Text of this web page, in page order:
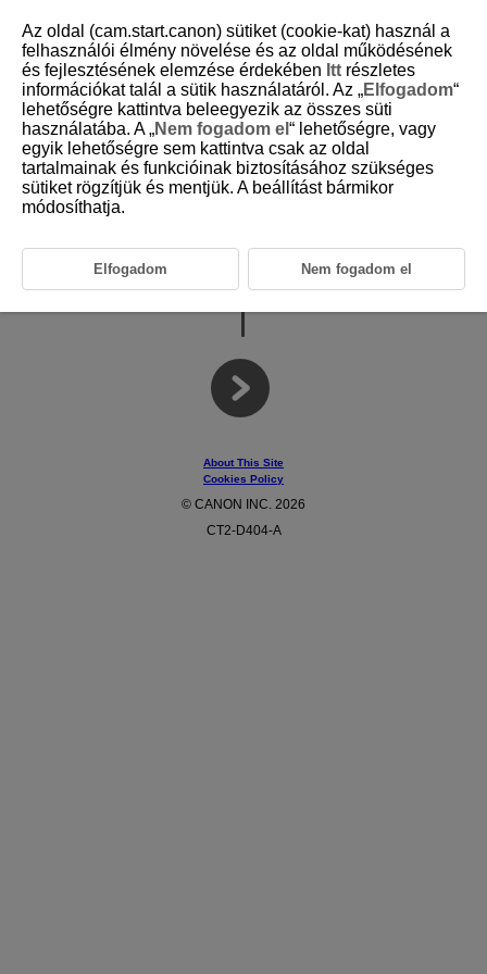
D403-001
Wireless Remote Control
Advanced User Guide
About This Site
Cookies Policy
© CANON INC. 2026
CT2-D404-A
Az oldal (cam.start.canon) sütiket (cookie-kat) használ a
felhasználói élmény növelése és az oldal működésének
és fejlesztésének elemzése érdekében Itt részletes
információkat talál a sütik használatáról. Az „Elfogadom“
lehetőségre kattintva beleegyezik az összes süti
használatába. A „Nem fogadom el “ lehetőségre, vagy
egyik lehetőségre sem kattintva csak az oldal
tartalmainak és funkcióinak biztosításához szükséges
sütiket rögzítjük és mentjük. A beállítást bármikor
módosíthatja.
Elfogadom Nem fogadom el